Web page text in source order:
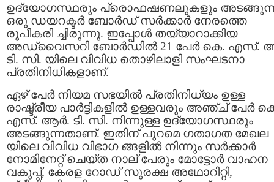
ഉദ്യോഗസ്ഥരും പ്രൊഫഷണലുകളും
ഒരു ഡയറക്ടർ ബോർഡ് സർക്കാർ നേരത്തെ
രൂപീകരി ച്ചിരുന്നു. ഇപ്പോള്‍ തയ്യാറാക്കിയ
അഡ്വൈസറി ബോർഡില്‍ 21 പേർ കെ. എസ്.
ടി. സി. യിലെ വിവിധ തൊഴിലാളി സംഘടനാ
പ്രതിനിധികളാണ്.
ഏഴ് പേർ നിയമ സഭയിൽ പ്രതിനിധ്യം ഉള്ള
രാഷ്ട്രീയ പാർട്ടികളില്‍ ഉള്ളവരും അഞ്ച് പേർ
എസ്. ആര്‍. ടി. സി. നിന്നുള്ള ഉദ്യോഗസ്ഥരും
അടങ്ങുന്നതാണ്. ഇതിന് പുറമെ ഗതാഗത മേഖല
യിലെ വിവിധ വിഭാഗ ങ്ങളിൽ നിന്നും സർക്കാർ
നോമിനേറ്റ് ചെയ്ത നാല് പേരും മോട്ടോർ വാഹന
വകുപ്പ്, കേരള റോഡ് സുരക്ഷ അഥോറിറ്റി,